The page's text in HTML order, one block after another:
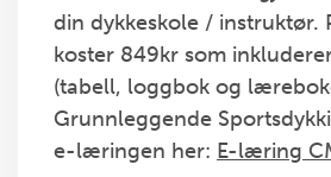
din dykkeskole / instruktør.
koster 849kr som
(tabell, loggbok og
Grunnleggende
e-læringen her: E-læring